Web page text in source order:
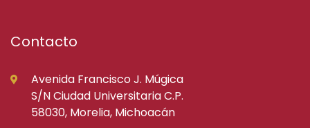
Contacto
Avenida Francisco J. Múgica
S/N Ciudad Universitaria C.P.
58030, Morelia, Michoacán